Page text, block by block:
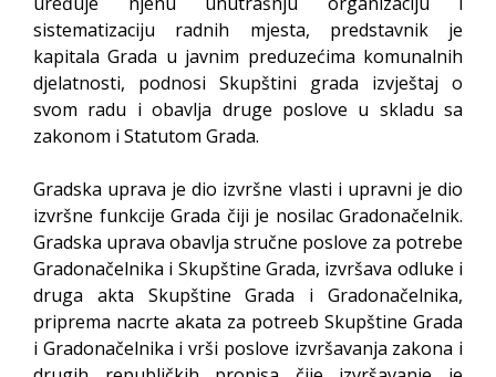
sistematizaciju radnih mjesta, predstavnik je
kapitala Grada u javnim preduzećima komunalnih
djelatnosti, podnosi Skupštini grada izvještaj o
svom radu i obavlja druge poslove u skladu sa
zakonom i Statutom Grada.
Gradska uprava je dio izvršne vlasti i upravni je dio
izvršne funkcije Grada čiji je nosilac Gradonačelnik.
Gradska uprava obavlja stručne poslove za potrebe
Gradonačelnika i Skupštine Grada, izvršava odluke i
druga akta Skupštine Grada i Gradonačelnika,
priprema nacrte akata za potreeb Skupštine Grada
i Gradonačelnika i vrši poslove izvršavanja zakona i